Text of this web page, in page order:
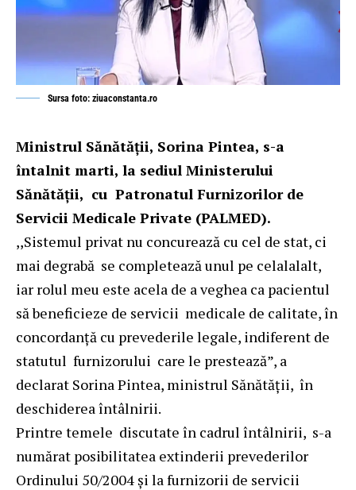
Sursa foto: ziuaconstanta.ro
Ministrul Sănătății, Sorina Pintea, s-a
întalnit marti, la sediul Ministerului
Sănătății, cu Patronatul Furnizorilor de
Servicii Medicale Private (PALMED).
,,Sistemul privat nu concurează cu cel de stat, ci
mai degrabă se completează unul pe celalalalt,
iar rolul meu este acela de a veghea ca pacientul
să beneficieze de servicii medicale de calitate, în
concordanță cu prevederile legale, indiferent de
statutul furnizorului care le prestează”, a
declarat Sorina Pintea, ministrul Sănătății, în
deschiderea întâlnirii.
Printre temele discutate în cadrul întâlnirii, s-a
numărat posibilitatea extinderii prevederilor
Ordinului 50/2004 și la furnizorii de servicii